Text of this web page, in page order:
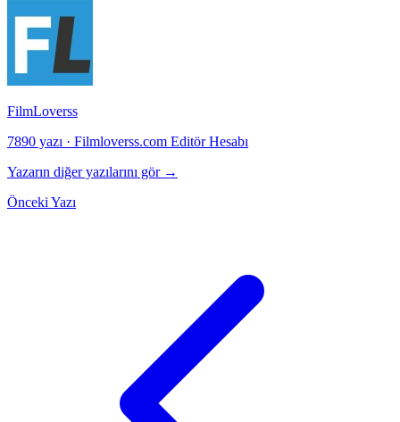
FilmLoverss
7890 yazı · Filmloverss.com Editör Hesabı
Yazarın diğer yazılarını gör →
Önceki Yazı